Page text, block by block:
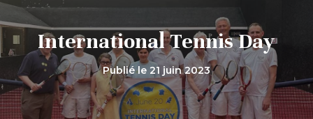
International Tennis Day
Publié le 21 juin 2023